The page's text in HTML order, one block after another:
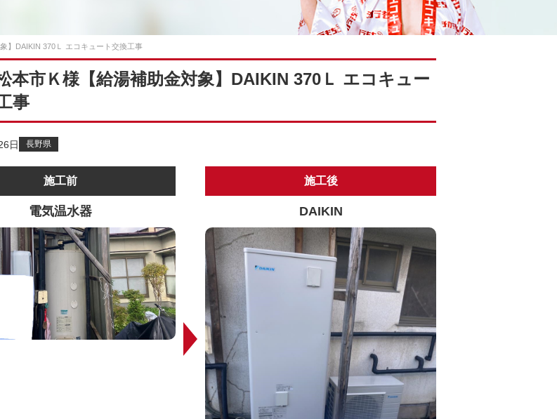
】DAIKIN 370Ｌ エコキュート交換工事
本市Ｋ様【給湯補助金対象】DAIKIN 370Ｌ エコキュー
事
日 長野県
施工前
電気温水器
施工後
DAIKIN